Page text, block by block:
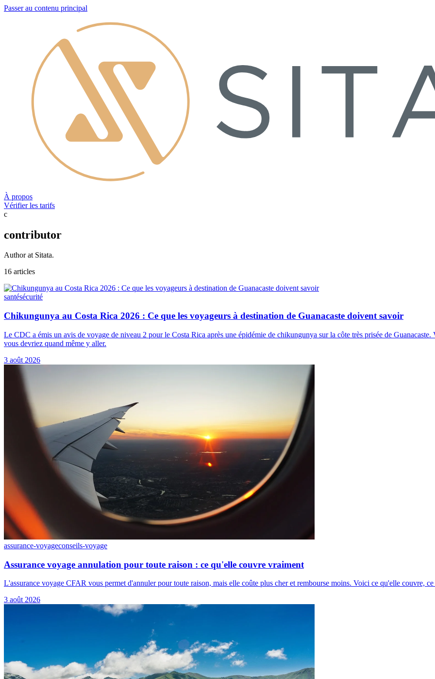
Passer au contenu principal
À propos
Vérifier les tarifs
c
contributor
Author at Sitata.
16 articles
santésécurité
Chikungunya au Costa Rica 2026 : Ce que les voyageurs à destination de Guanacaste doivent savoir
Le CDC a émis un avis de voyage de niveau 2 pour le Costa Rica après une épidémie de chikungunya sur la côte très prisée de
vous devriez quand même y aller.
3 août 2026
assurance-voyageconseils-voyage
Assurance voyage annulation pour toute raison : ce qu'elle couvre vraiment
L'assurance voyage CFAR vous permet d'annuler pour toute raison, mais elle coûte plus cher et rembourse moins. Voici ce qu'elle couvre,
3 août 2026